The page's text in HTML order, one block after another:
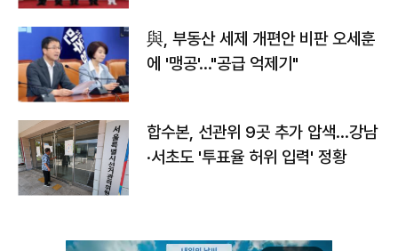
與, 부동산 세제 개편안 비판 오세훈
에 '맹공'…"공급 억제기"
합수본, 선관위 9곳 추가 압색…강남
·서초도 '투표율 허위 입력' 정황